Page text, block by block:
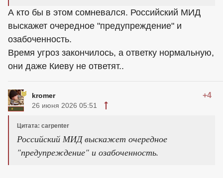
А кто бы в этом сомневался. Российский МИД
выскажет очередное "предупреждение" и
озабоченность.
Время угроз закончилось, а ответку нормальную,
они даже Киеву не ответят..
kromer +4
26 июня 2026 05:51
Цитата: carpenter
Российский МИД выскажет очередное
"предупреждение" и озабоченность.